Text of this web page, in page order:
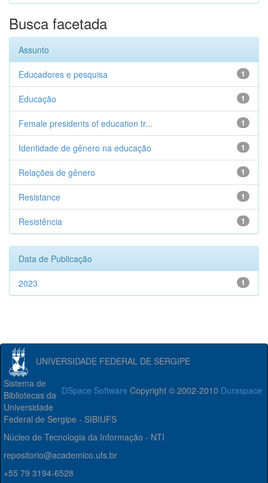
Busca facetada
Assunto
1
Educadores e pesquisa
1
Educação
1
Female presidents of education tr...
1
Identidade de gênero na educação
1
Relações de gênero
1
Resistance
1
Resistência
Data de Publicação
1
2023
UNIVERSIDADE FEDERAL DE SERGIPE
DSpace Software Copyright © 2002-2010 Duraspace
Sistema de
Bibliotecas da
Universidade
Federal de Sergipe - SIBIUFS
Núcleo de Tecnologia da Informação - NTI
repositorio@academico.ufs.br
+55 79 3194-6528